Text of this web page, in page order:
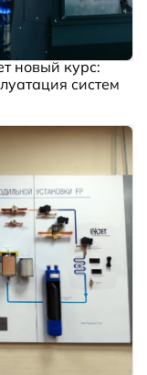
новый курс:
систем